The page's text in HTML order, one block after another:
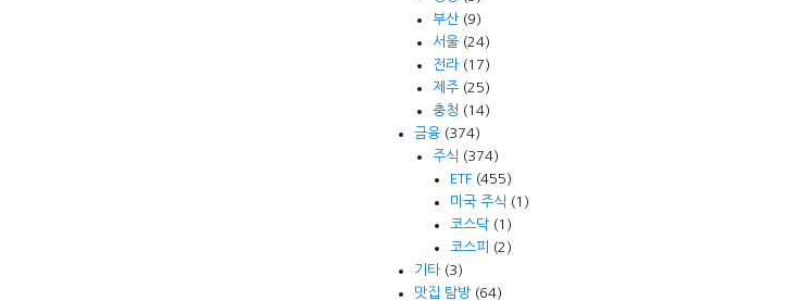
부산(9)
서울(24)
전라(17)
제주(25)
충청 (14)
금융 (374)
주식 (374)
ETF(455)
미국 주식 (1)
코스닥(1)
코스피
(2)
기타 (3)
맛집 탐방 (64)